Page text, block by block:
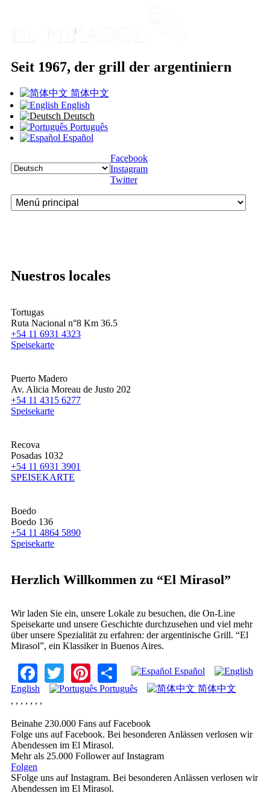
El Mirasol
Seit 1967, der grill der argentiniern
简体中文
English
Deutsch
Português
Español
Facebook
Instagram
Twitter
Menú principal
Nuestros locales
Tortugas
Ruta Nacional n°8 Km 36.5
+54 11 6931 4323
Speisekarte
Puerto Madero
Av. Alicia Moreau de Justo 202
+54 11 4315 6277
Speisekarte
Recova
Posadas 1032
+54 11 6931 3901
SPEISEKARTE
Boedo
Boedo 136
+54 11 4864 5890
Speisekarte
Herzlich Willkommen zu “El Mirasol”
Wir laden Sie ein, unsere Lokale zu besuchen, die On-Line
Speisekarte und unsere Geschichte durchzusehen und viel mehr
über unsere Spezialität zu erfahren: der argentinische Grill. “El
Mirasol”, ein Klassiker in Buenos Aires.
Facebook
TwitterPinterest
Share
Español
English
Português
简体中文
, , , , , , ,
Beinahe 230.000 Fans auf Facebook
Folge uns auf Facebook. Bei besonderen Anlässen verlosen wir
Abendessen im El Mirasol.
Mehr als 25.000 Follower auf Instagram
Folgen
SFolge uns auf Instagram. Bei besonderen Anlässen verlosen wir
Abendessen im El Mirasol.